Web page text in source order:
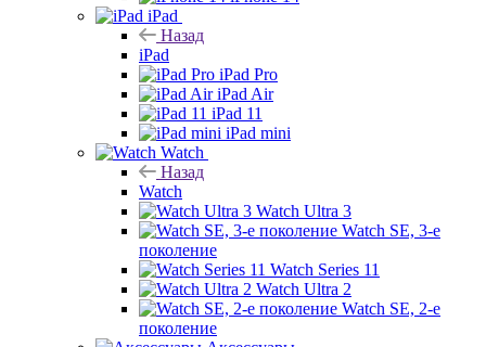
iPad
Назад
iPad
iPad Pro
iPad Air
iPad 11
iPad mini
Watch
Назад
Watch
Watch Ultra 3
Watch SE, 3-е
поколение
Watch Series 11
Watch Ultra 2
Watch SE, 2-е
поколение